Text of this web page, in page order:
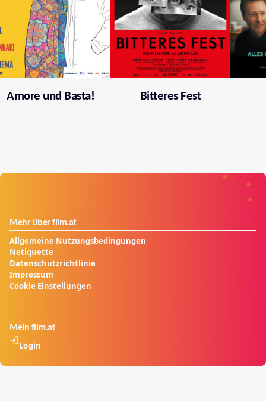
Amore und Basta! Bitteres Fest
Mehr über film.at
Allgemeine Nutzungsbedingungen
Netiquette
Datenschutzrichtlinie
Impressum
Cookie Einstellungen
Mein film.at
Login